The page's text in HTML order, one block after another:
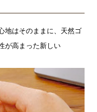
地はそのままに、天然ゴ
が高まった新しい